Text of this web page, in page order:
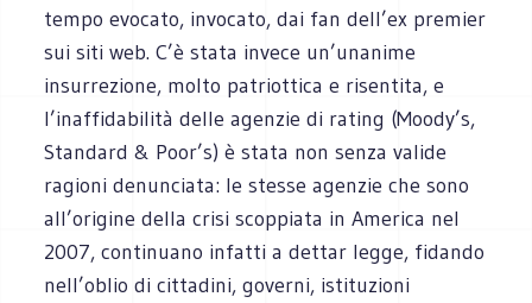
tempo evocato, invocato, dai fan dell’ex premier
sui siti web. C’è stata invece un’unanime
insurrezione, molto patriottica e risentita, e
l’inaffidabilità delle agenzie di rating (Moody’s,
Standard & Poor’s) è stata non senza valide
ragioni denunciata: le stesse agenzie che sono
all’origine della crisi scoppiata in America nel
2007, continuano infatti a dettar legge, fidando
nell’oblio di cittadini, governi, istituzioni